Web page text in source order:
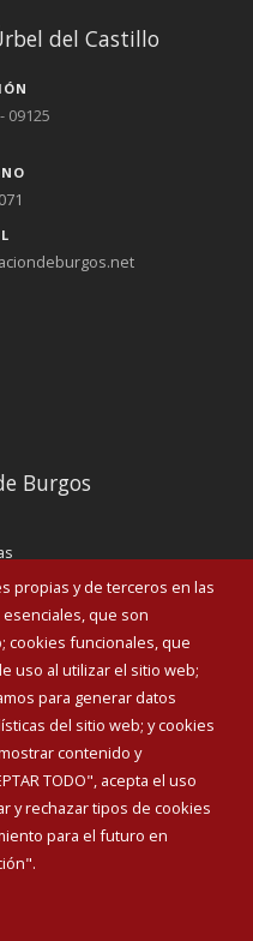
propias y de terceros en las
que son
cookies funcionales, que
uso al utilizar el sitio web;
para generar datos
del sitio web; y cookies
contenido y
TODO", acepta el uso
y rechazar tipos de cookies
para el futuro en
del Castillo
09125
Burgos
interés